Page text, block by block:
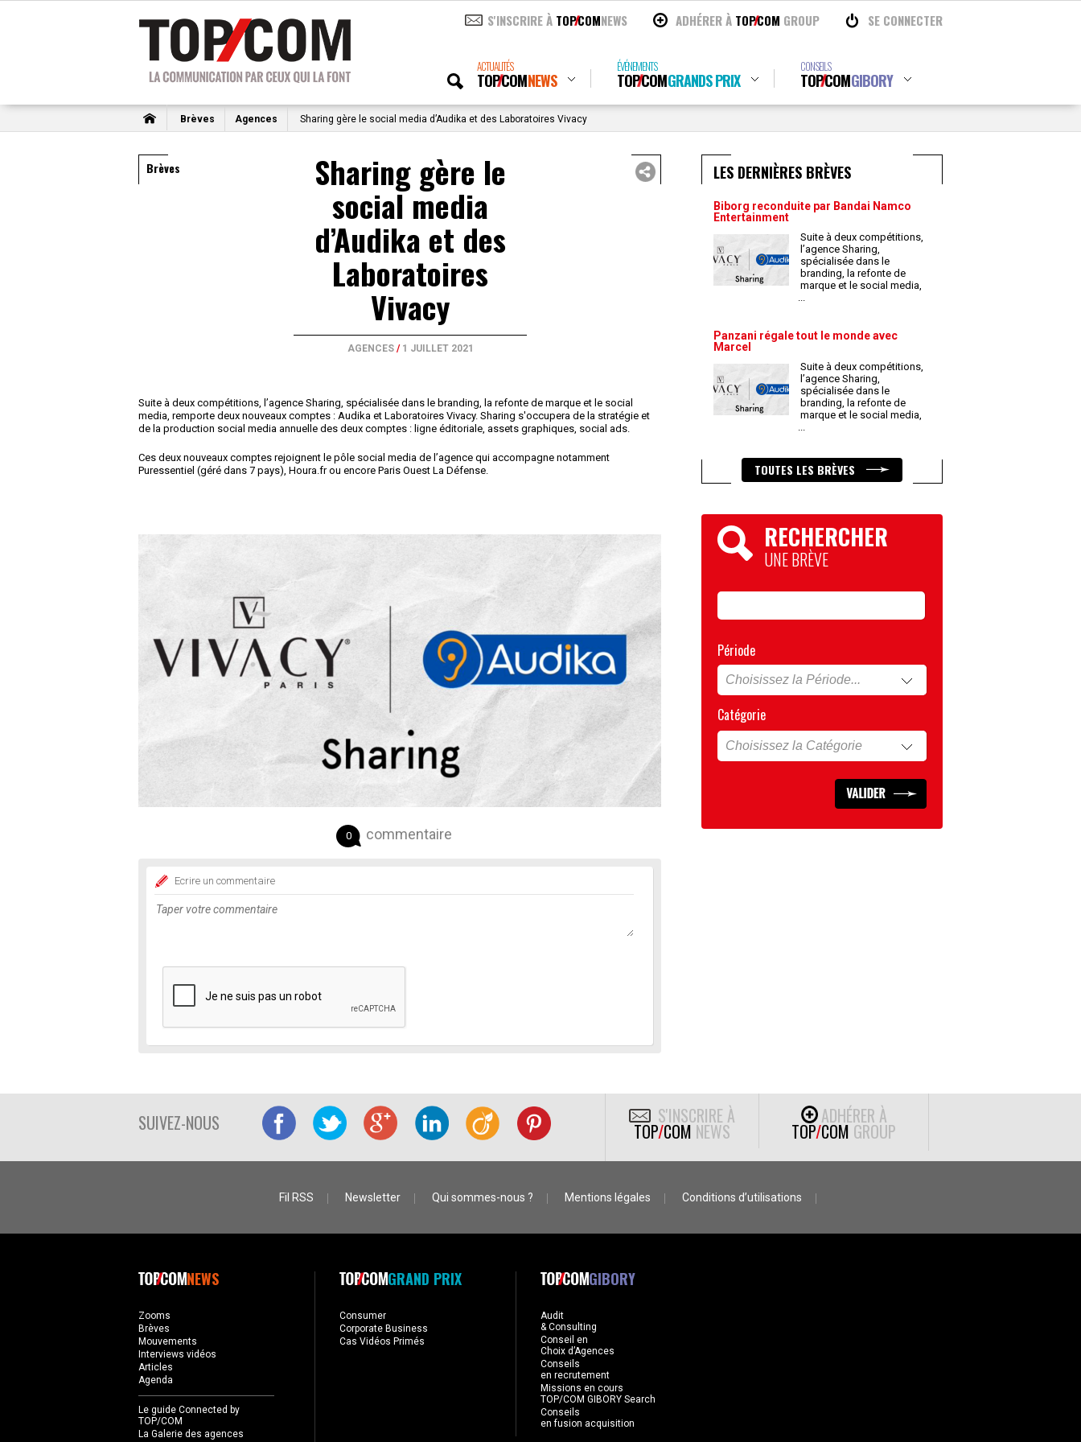
S'INSCRIRE À TOPCOMNEWS ADHÉRER À TOPCOM GROUP SE CONNECTER
ACTUALITÉS
TOPCOMNEWS
ÉVÉNEMENTS
TOPCOMGRANDS PRIX
CONSEILS
TOPCOMGIBORY
Brèves Agences Sharing gère le social media d’Audika et des Laboratoires Vivacy
Brèves Sharing gère le
social media
d’Audika et des
Laboratoires
Vivacy
AGENCES/ 1 JUILLET 2021
Suite à deux compétitions, l’agence Sharing, spécialisée dans le branding, la refonte de marque et le social
media, remporte deux nouveaux comptes : Audika et Laboratoires Vivacy. Sharing s'occupera de la stratégie et
de la production social media annuelle des deux comptes : ligne éditoriale, assets graphiques, social ads.
Ces deux nouveaux comptes rejoignent le pôle social media de l’agence qui accompagne notamment
Puressentiel (géré dans 7 pays), Houra.fr ou encore Paris Ouest La Défense.
0 commentaire
Ecrire un commentaire
LES DERNIÈRES BRÈVES
Biborg reconduite par Bandai Namco
Entertainment
Suite à deux compétitions,
l’agence Sharing,
spécialisée dans le
branding, la refonte de
marque et le social media,
...
Panzani régale tout le monde avec
Marcel
Suite à deux compétitions,
l’agence Sharing,
spécialisée dans le
branding, la refonte de
marque et le social media,
...
TOUTES LES BRÈVES
RECHERCHER
UNE BRÈVE
Période
Catégorie
SUIVEZ-NOUS S'INSCRIRE À
TOP/COM NEWS
ADHÉRER À
TOP/COM GROUP
Fil RSS Newsletter Qui sommes-nous ? Mentions légales Conditions d’utilisations
NEWS
Zooms
Brèves
Mouvements
Interviews vidéos
Articles
Agenda
Le guide Connected by
TOP/COM
La Galerie des agences
GRAND PRIX
Consumer
Corporate Business
Cas Vidéos Primés
GIBORY
Audit
& Consulting
Conseil en
Choix d’Agences
Conseils
en recrutement
Missions en cours
TOP/COM GIBORY Search
Conseils
en fusion acquisition